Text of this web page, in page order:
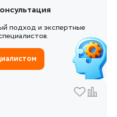
подход и экспертные